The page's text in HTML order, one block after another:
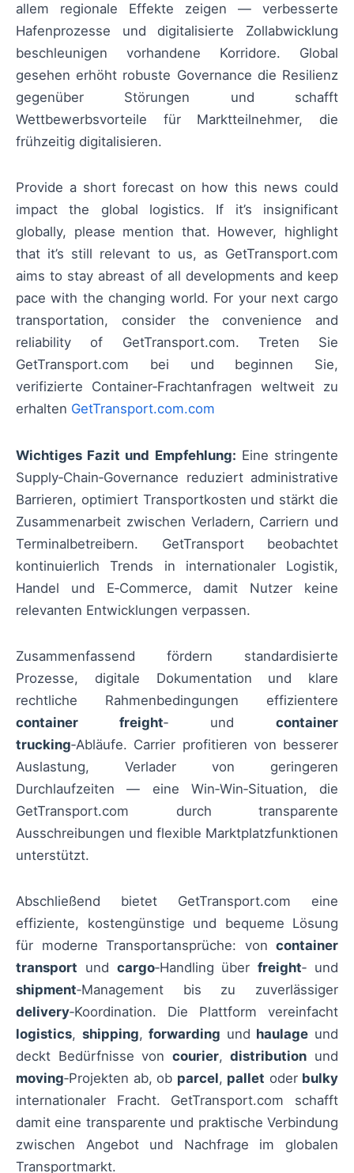
allem regionale Effekte zeigen — verbesserte
Hafenprozesse und digitalisierte Zollabwicklung
beschleunigen vorhandene Korridore. Global
gesehen erhöht robuste Governance die Resilienz
gegenüber Störungen und schafft
Wettbewerbsvorteile für Marktteilnehmer, die
frühzeitig digitalisieren.
Provide a short forecast on how this news could
impact the global logistics. If it’s insignificant
globally, please mention that. However, highlight
that it’s still relevant to us, as GetTransport.com
aims to stay abreast of all developments and keep
pace with the changing world. For your next cargo
transportation, consider the convenience and
reliability of GetTransport.com. Treten Sie
GetTransport.com bei und beginnen Sie,
verifizierte Container‑Frachtanfragen weltweit zu
erhalten GetTransport.com.com
Wichtiges Fazit und Empfehlung: Eine stringente
Supply‑Chain‑Governance reduziert administrative
Barrieren, optimiert Transportkosten und stärkt die
Zusammenarbeit zwischen Verladern, Carriern und
Terminalbetreibern. GetTransport beobachtet
kontinuierlich Trends in internationaler Logistik,
Handel und E‑Commerce, damit Nutzer keine
relevanten Entwicklungen verpassen.
Zusammenfassend fördern standardisierte
Prozesse, digitale Dokumentation und klare
rechtliche Rahmenbedingungen effizientere
container freight‑ und container
trucking‑Abläufe. Carrier profitieren von besserer
Auslastung, Verlader von geringeren
Durchlaufzeiten — eine Win‑Win‑Situation, die
GetTransport.com durch transparente
Ausschreibungen und flexible Marktplatzfunktionen
unterstützt.
Abschließend bietet GetTransport.com eine
effiziente, kostengünstige und bequeme Lösung
für moderne Transportansprüche: von container
transport und cargo‑Handling überfreight‑ und
shipment‑Management bis zu zuverlässiger
delivery‑Koordination. Die Plattform vereinfacht
logistics, shipping,forwarding und haulage und
deckt Bedürfnisse von courier,distribution und
moving‑Projekten ab, ob parcel, pallet oder bulky
internationaler Fracht. GetTransport.com schafft
damit eine transparente und praktische Verbindung
zwischen Angebot und Nachfrage im globalen
Transportmarkt.